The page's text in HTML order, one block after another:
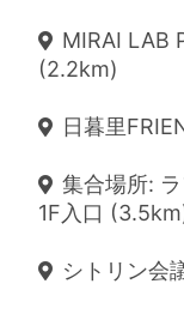
MIRAI LAB
(2.2km)
日暮里
集合場所:
1F入口
シトリン会